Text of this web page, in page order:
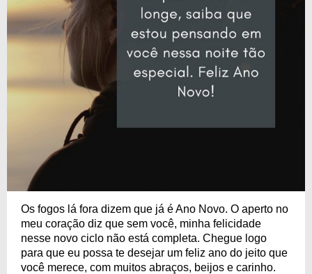
Os fogos lá fora dizem que já é Ano Novo. O aperto no
meu coração diz que sem você, minha felicidade
nesse novo ciclo não está completa. Chegue logo
para que eu possa te desejar um feliz ano do jeito que
você merece, com muitos abraços, beijos e carinho.